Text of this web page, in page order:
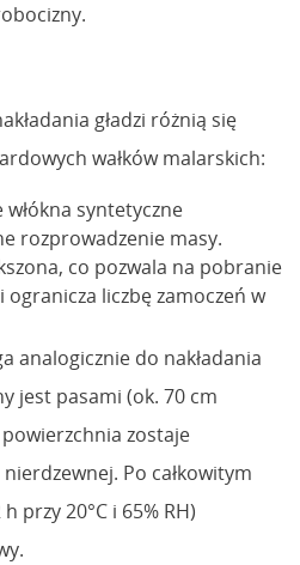
gładzi różnią się
wałków malarskich:
syntetyczne
rozprowadzenie masy.
co pozwala na pobranie
liczbę zamoczeń w
analogicznie do nakładania
jest pasami (ok. 70 cm
zostaje
Po całkowitym
przy 20°C i 65% RH)